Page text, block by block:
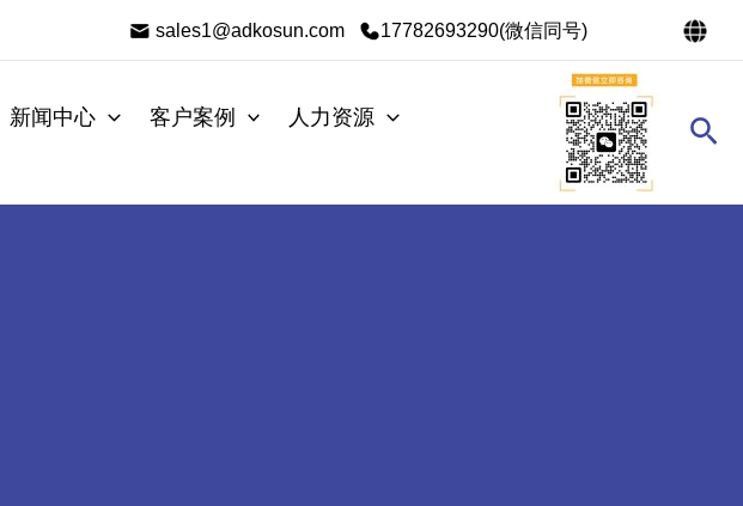
sales1@adkosun.com 17782693290(微信同号)
新闻中心 客户案例
人力资源
搜